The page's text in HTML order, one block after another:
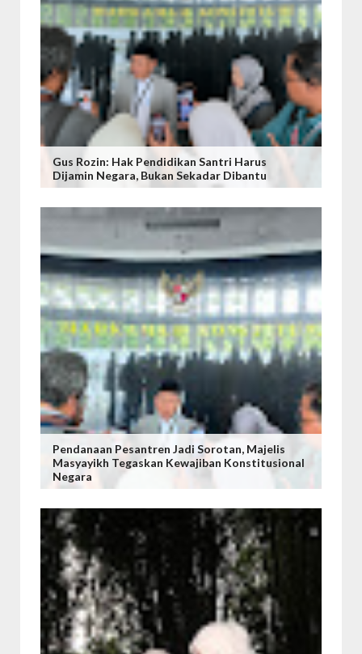
Gus Rozin: Hak Pendidikan Santri Harus
Dijamin Negara, Bukan Sekadar Dibantu
Pendanaan Pesantren Jadi Sorotan, Majelis
Masyayikh Tegaskan Kewajiban Konstitusional
Negara